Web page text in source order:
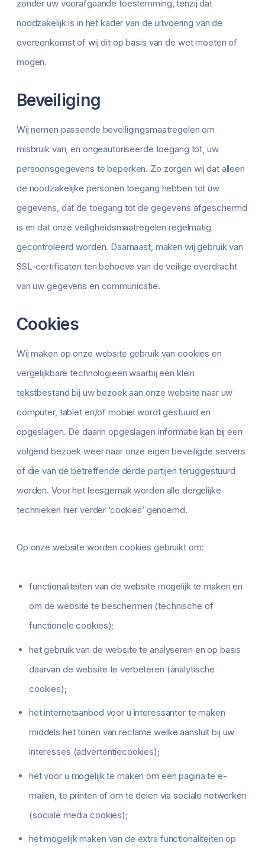
zonder uw voorafgaande toestemming, tenzij dat
noodzakelijk is in het kader van de uitvoering van de
overeenkomst of wij dit op basis van de wet moeten of
mogen.
Beveiliging
Wij nemen passende beveiligingsmaatregelen om
misbruik van, en ongeautoriseerde toegang tot, uw
persoonsgegevens te beperken. Zo zorgen wij dat alleen
de noodzakelijke personen toegang hebben tot uw
gegevens, dat de toegang tot de gegevens afgeschermd
is en dat onze veiligheidsmaatregelen regelmatig
gecontroleerd worden. Daarnaast, maken wij gebruik van
SSL-certificaten ten behoeve van de veilige overdracht
van uw gegevens en communicatie.
Cookies
Wij maken op onze website gebruik van cookies en
vergelijkbare technologieën waarbij een klein
tekstbestand bij uw bezoek aan onze website naar uw
computer, tablet en/of mobiel wordt gestuurd en
opgeslagen. De daarin opgeslagen informatie kan bij een
volgend bezoek weer naar onze eigen beveiligde servers
of die van de betreffende derde partijen teruggestuurd
worden. Voor het leesgemak worden alle dergelijke
technieken hier verder ‘cookies’ genoemd.
Op onze website worden cookies gebruikt om:
functionaliteiten van de website mogelijk te maken en
om de website te beschermen (technische of
functionele cookies);
het gebruik van de website te analyseren en op basis
daarvan de website te verbeteren (analytische
cookies);
het internetaanbod voor u interessanter te maken
middels het tonen van reclame welke aansluit bij uw
interesses (advertentiecookies);
het voor u mogelijk te maken om een pagina te e-
mailen, te printen of om te delen via sociale netwerken
(sociale media cookies);
het mogelijk maken van de extra functionaliteiten op